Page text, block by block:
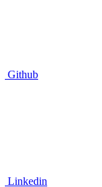
Github
Linkedin